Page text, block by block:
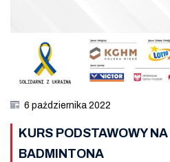
6 października 2022
KURS PODSTAWOWY
BADMINTONA